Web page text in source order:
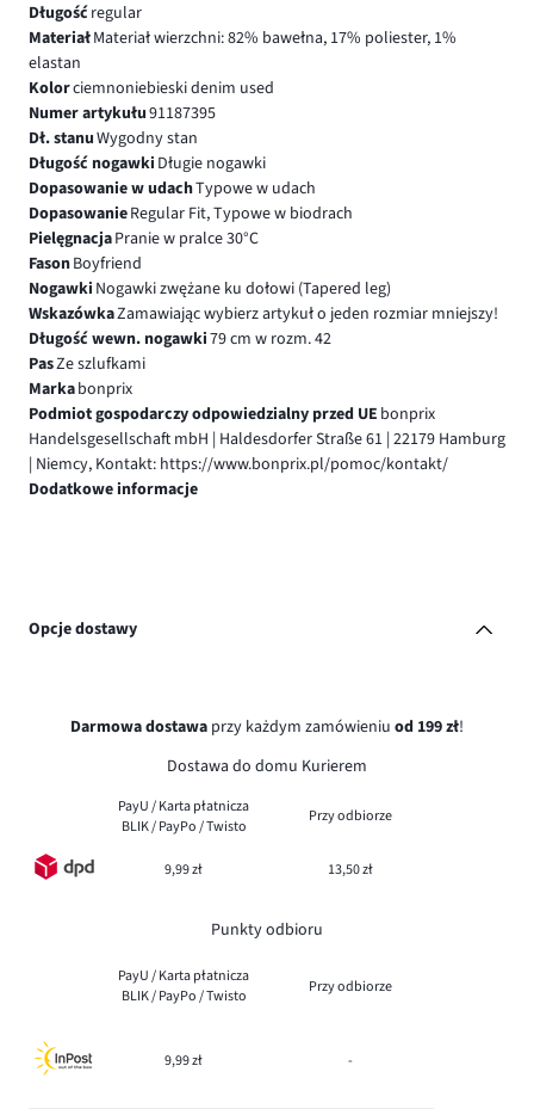
Długośćregular
MateriałMateriał wierzchni: 82% bawełna, 17% poliester, 1%
elastan
Kolorciemnoniebieski denim used
Numer artykułu91187395
Dł. stanuWygodny stan
Długość nogawki Długie nogawki
Dopasowanie w udachTypowe w udach
DopasowanieRegular Fit, Typowe w biodrach
PielęgnacjaPranie w pralce 30°C
FasonBoyfriend
Nogawki Nogawki zwężane ku dołowi (Tapered leg)
WskazówkaZamawiając wybierz artykuł o jeden rozmiar mniejszy!
Długość wewn. nogawki79 cm w rozm. 42
PasZe szlufkami
Markabonprix
Podmiot gospodarczy odpowiedzialny przed UE bonprix
Handelsgesellschaft mbH | Haldesdorfer Straße 61 | 22179 Hamburg
| Niemcy, Kontakt: https://www.bonprix.pl/pomoc/kontakt/
Dodatkowe informacje
Opcje dostawy
Darmowa dostawa przy każdym zamówieniu od 199 zł!
Dostawa do domu Kurierem
PayU / Karta płatnicza
BLIK / PayPo / Twisto
Przy odbiorze
9,99 zł 13,50 zł
Punkty odbioru
PayU / Karta płatnicza
BLIK / PayPo / Twisto
Przy odbiorze
9,99 zł -